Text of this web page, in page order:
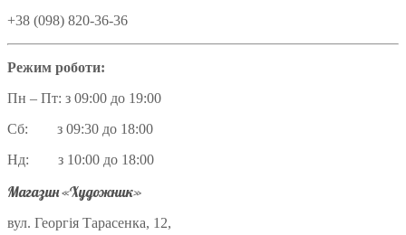
+38 (098) 820-36-36
Режим роботи:
Пн – Пт: з 09:00 до 19:00
Сб: з 09:30 до 18:00
Нд: з 10:00 до 18:00
Магазин «Художник»
вул. Георгія Тарасенка, 12,